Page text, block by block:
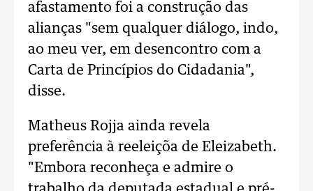
afastamento foi a construção das
alianças "sem qualquer diálogo, indo,
ao meu ver, em desencontro com a
Carta de Princípios do Cidadania",
disse.
Matheus Rojja ainda revela
preferência à reeleiçõa de Eleizabeth.
"Embora reconheça e admire o